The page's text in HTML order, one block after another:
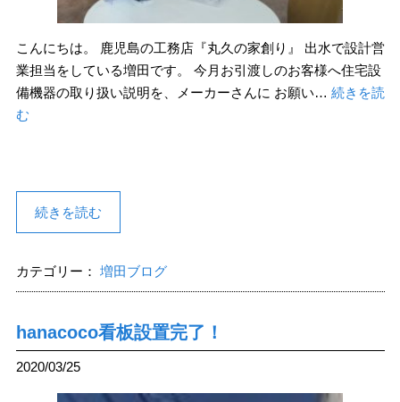
こんにちは。 鹿児島の工務店『丸久の家創り』 出水で設計営
業担当をしている増田です。 今月お引渡しのお客様へ住宅設
備機器の取り扱い説明を、メーカーさんに お願い… 続きを読
む
続きを読む
カテゴリー： 増田ブログ
hanacoco看板設置完了！
2020/03/25